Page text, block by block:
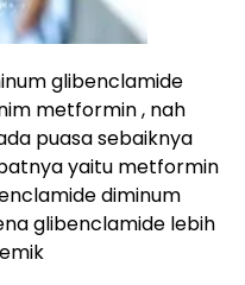
glibenclamide
metformin , nah
puasa sebaiknya
yaitu metformin
diminum
glibenclamide lebih